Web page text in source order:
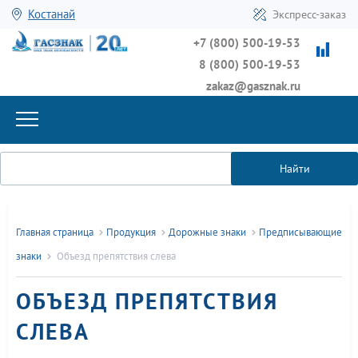
Костанай Экспресс-заказ
+7 (800) 500-19-53
8 (800) 500-19-53
zakaz@gasznak.ru
Найти
Главная страница Продукция Дорожные знаки
Предписывающие
знаки
Объезд препятствия слева
ОБЪЕЗД ПРЕПЯТСТВИЯ
СЛЕВА